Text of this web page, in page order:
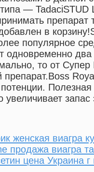
типа —
препарат
в
популярное
одновременно
то от
увеличивает
женская виагра
продажа виагра
цена Украина г